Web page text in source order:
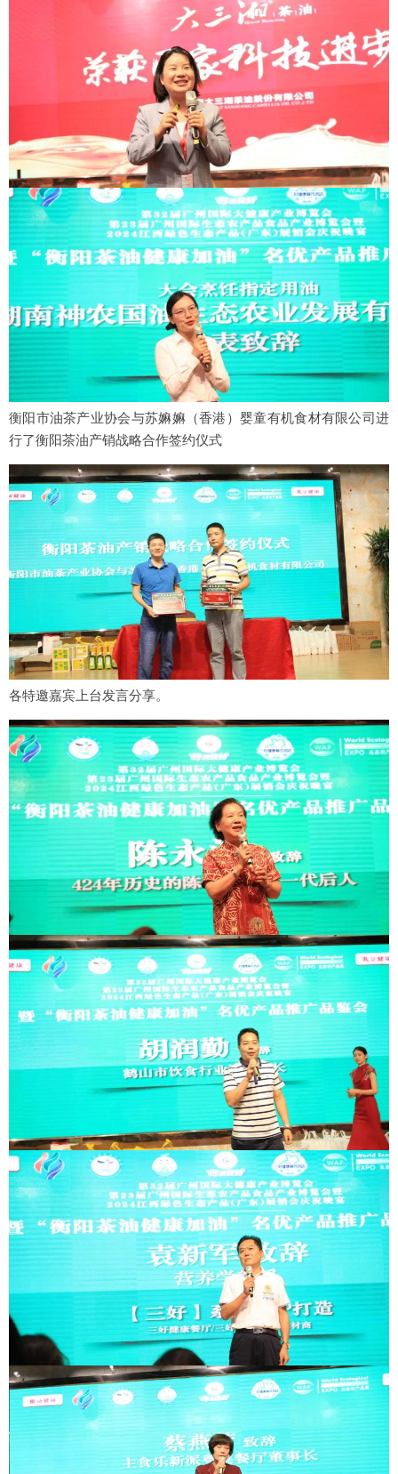
衡阳市油茶产业协会与苏嫲嫲（香港）婴童有机食材有限公司进
行了衡阳茶油产销战略合作签约仪式
各特邀嘉宾上台发言分享。